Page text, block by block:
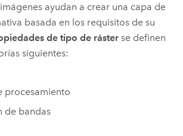
ayudan a crear una capa de
basada en los requisitos de su
de tipo de rásterse definen
siguientes:
procesamiento
de bandas